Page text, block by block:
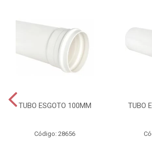
TUBO ESGOTO 100MM
Código: 28656
TUBO